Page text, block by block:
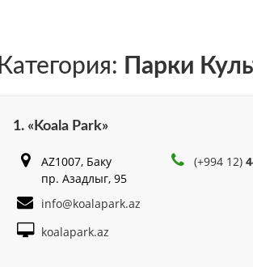
Категория: Парки
1. «Koala Park»
AZ1007, Баку
пр. Азадлыг, 95
(+994 12)
info@koalapark.az
koalapark.az